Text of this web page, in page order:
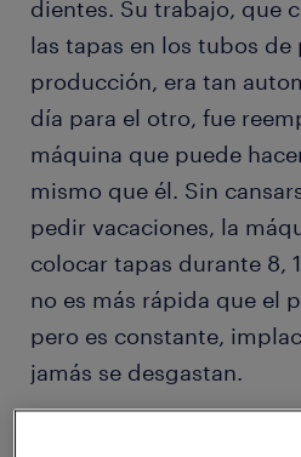
dientes. Su trabajo, que
las tapas en los tubos de
producción, era tan
día para el otro, fue
máquina que puede
mismo que él. Sin
pedir vacaciones, la
colocar tapas durante 8,
no es más rápida que el
pero es constante,
jamás se desgastan.